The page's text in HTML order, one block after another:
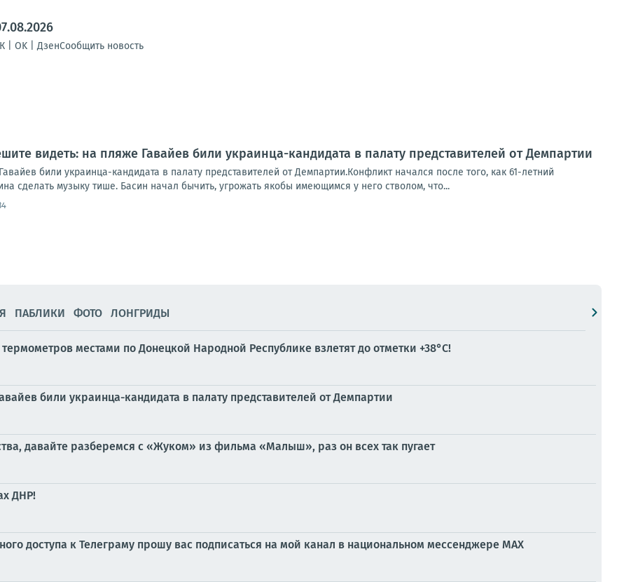
| OK | ДзенСообщить новость
видеть: на пляже Гавайев били украинца-кандидата в палату представителей от Демпартии
били украинца-кандидата в палату представителей от Демпартии.Конфликт начался после того, как 61-летний
сделать музыку тише. Басин начал бычить, угрожать якобы имеющимся у него стволом, что...
ПАБЛИКИ ФОТО ЛОНГРИДЫ
местами по Донецкой Народной Республике взлетят до отметки +38°C!
били украинца-кандидата в палату представителей от Демпартии
давайте разберемся с «Жуком» из фильма «Малыш», раз он всех так пугает
ДНР!
доступа к Телеграму прошу вас подписаться на мой канал в национальном мессенджере МАХ